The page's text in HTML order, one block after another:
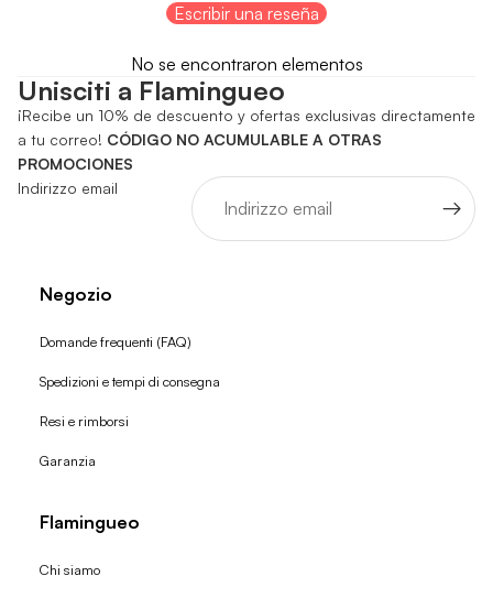
Escribir una reseña
No se encontraron elementos
Unisciti a Flamingueo
¡Recibe un 10% de descuento y ofertas exclusivas directamente
a tu correo! CÓDIGO NO ACUMULABLE A OTRAS
PROMOCIONES
Indirizzo email
Negozio
Domande frequenti (FAQ)
Spedizioni e tempi di consegna
Resi e rimborsi
Garanzia
Flamingueo
Chi siamo